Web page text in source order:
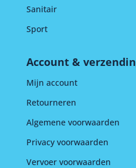
Sanitair
Sport
Account &
Mijn account
Retourneren
Algemene voorwaarden
Privacy voorwaarden
Vervoer voorwaarden